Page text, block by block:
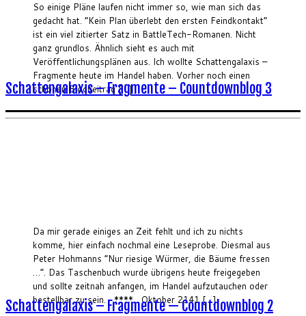
So einige Pläne laufen nicht immer so, wie man sich das
gedacht hat. “Kein Plan überlebt den ersten Feindkontakt”
ist ein viel zitierter Satz in BattleTech-Romanen. Nicht
ganz grundlos. Ähnlich sieht es auch mit
Veröffentlichungsplänen aus. Ich wollte Schattengalaxis –
Fragmente heute im Handel haben. Vorher noch einen
schönen Blogbeitrag […]
Da mir gerade einiges an Zeit fehlt und ich zu nichts
komme, hier einfach nochmal eine Leseprobe. Diesmal aus
Peter Hohmanns “Nur riesige Würmer, die Bäume fressen
…”. Das Taschenbuch wurde übrigens heute freigegeben
und sollte zeitnah anfangen, im Handel aufzutauchen oder
bestellbar zu sein. **** Oktober 2141 […]
Schattengalaxis – Fragmente – Countdownblog 3
Schattengalaxis – Fragmente — Countdownblog 2